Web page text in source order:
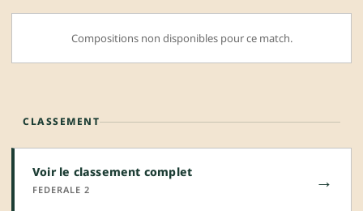
Compositions non disponibles pour ce match.
CLASSEMENT
Voir le classement complet
FEDERALE 2 →